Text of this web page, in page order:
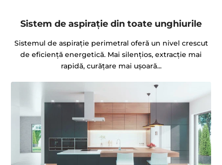
Sistem de aspiraţie din toate unghiurile
Sistemul de aspiraţie perimetral oferă un nivel crescut
de eficiență energetică. Mai silențios, extracție mai
rapidă, curățare mai ușoară...